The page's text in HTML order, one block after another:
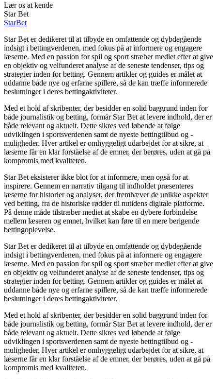
Lær os at kende
Star Bet
StarBet
Star Bet er dedikeret til at tilbyde en omfattende og dybdegående
indsigt i bettingverdenen, med fokus på at informere og engagere
læserne. Med en passion for spil og sport stræber mediet efter at give
en objektiv og velfunderet analyse af de seneste tendenser, tips og
strategier inden for betting. Gennem artikler og guides er målet at
uddanne både nye og erfarne spillere, så de kan træffe informerede
beslutninger i deres bettingaktiviteter.
Med et hold af skribenter, der besidder en solid baggrund inden for
både journalistik og betting, formår Star Bet at levere indhold, der er
både relevant og aktuelt. Dette sikres ved løbende at følge
udviklingen i sportsverdenen samt de nyeste bettingtilbud og -
muligheder. Hver artikel er omhyggeligt udarbejdet for at sikre, at
læserne får en klar forståelse af de emner, der berøres, uden at gå på
kompromis med kvaliteten.
Star Bet eksisterer ikke blot for at informere, men også for at
inspirere. Gennem en narrativ tilgang til indholdet præsenteres
læserne for historier og analyser, der fremhæver de unikke aspekter
ved betting, fra de historiske rødder til nutidens digitale platforme.
På denne måde tilstræber mediet at skabe en dybere forbindelse
mellem læseren og emnet, hvilket kan føre til en mere berigende
bettingoplevelse.
Star Bet er dedikeret til at tilbyde en omfattende og dybdegående
indsigt i bettingverdenen, med fokus på at informere og engagere
læserne. Med en passion for spil og sport stræber mediet efter at give
en objektiv og velfunderet analyse af de seneste tendenser, tips og
strategier inden for betting. Gennem artikler og guides er målet at
uddanne både nye og erfarne spillere, så de kan træffe informerede
beslutninger i deres bettingaktiviteter.
Med et hold af skribenter, der besidder en solid baggrund inden for
både journalistik og betting, formår Star Bet at levere indhold, der er
både relevant og aktuelt. Dette sikres ved løbende at følge
udviklingen i sportsverdenen samt de nyeste bettingtilbud og -
muligheder. Hver artikel er omhyggeligt udarbejdet for at sikre, at
læserne får en klar forståelse af de emner, der berøres, uden at gå på
kompromis med kvaliteten.